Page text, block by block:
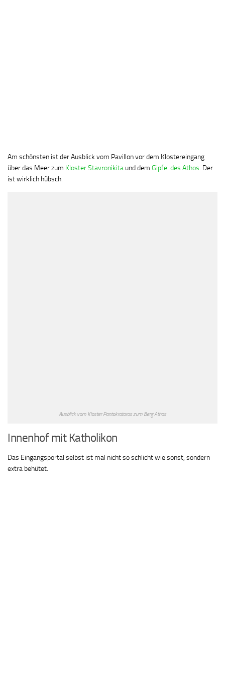
Am schönsten ist der Ausblick vom Pavillon vor dem Klostereingang
über das Meer zum Kloster Stavronikita und dem Gipfel des Athos. Der
ist wirklich hübsch.
Ausblick vom Kloster Pantokratoros zum Berg Athos
Innenhof mit Katholikon
Das Eingangsportal selbst ist mal nicht so schlicht wie sonst, sondern
extra behütet.